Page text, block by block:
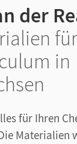
der
in
für Ihren
Materialien